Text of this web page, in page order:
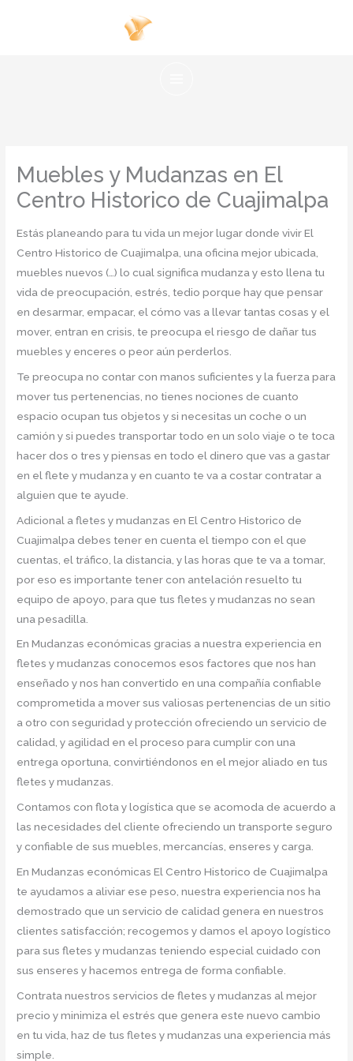
Muebles y Mudanzas en El
Centro Historico de Cuajimalpa
Estás planeando para tu vida un mejor lugar donde vivir El
Centro Historico de Cuajimalpa, una oficina mejor ubicada,
muebles nuevos (…) lo cual significa mudanza y esto llena tu
vida de preocupación, estrés, tedio porque hay que pensar
en desarmar, empacar, el cómo vas a llevar tantas cosas y el
mover, entran en crisis, te preocupa el riesgo de dañar tus
muebles y enceres o peor aún perderlos.
Te preocupa no contar con manos suficientes y la fuerza para
mover tus pertenencias, no tienes nociones de cuanto
espacio ocupan tus objetos y si necesitas un coche o un
camión y si puedes transportar todo en un solo viaje o te toca
hacer dos o tres y piensas en todo el dinero que vas a gastar
en el flete y mudanza y en cuanto te va a costar contratar a
alguien que te ayude.
Adicional a fletes y mudanzas en El Centro Historico de
Cuajimalpa debes tener en cuenta el tiempo con el que
cuentas, el tráfico, la distancia, y las horas que te va a tomar,
por eso es importante tener con antelación resuelto tu
equipo de apoyo, para que tus fletes y mudanzas no sean
una pesadilla.
En Mudanzas económicas gracias a nuestra experiencia en
fletes y mudanzas conocemos esos factores que nos han
enseñado y nos han convertido en una compañía confiable
comprometida a mover sus valiosas pertenencias de un sitio
a otro con seguridad y protección ofreciendo un servicio de
calidad, y agilidad en el proceso para cumplir con una
entrega oportuna, convirtiéndonos en el mejor aliado en tus
fletes y mudanzas.
Contamos con flota y logística que se acomoda de acuerdo a
las necesidades del cliente ofreciendo un transporte seguro
y confiable de sus muebles, mercancías, enseres y carga.
En Mudanzas económicas El Centro Historico de Cuajimalpa
te ayudamos a aliviar ese peso, nuestra experiencia nos ha
demostrado que un servicio de calidad genera en nuestros
clientes satisfacción; recogemos y damos el apoyo logístico
para sus fletes y mudanzas teniendo especial cuidado con
sus enseres y hacemos entrega de forma confiable.
Contrata nuestros servicios de fletes y mudanzas al mejor
precio y minimiza el estrés que genera este nuevo cambio
en tu vida, haz de tus fletes y mudanzas una experiencia más
simple.